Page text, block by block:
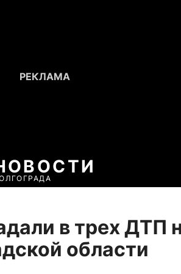
в трех ДТП
области